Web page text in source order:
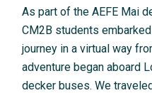
As part of the AEFE Mai
CM2B students
journey in a virtual way
adventure began aboard
decker buses. We